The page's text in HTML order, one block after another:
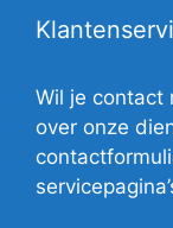
Wil je contact
over onze